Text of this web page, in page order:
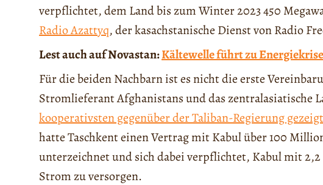
verpflichtet, dem Land bis zum Winter 2023 450
Radio Azattyq, der kasachstanische Dienst von Radio
Lest auch auf Novastan:Kältewelle führt zu
Für die beiden Nachbarn ist es nicht die erste
Stromlieferant Afghanistans und das zentralasiatische
kooperativsten gegenüber der Taliban-Regierung
hatte Taschkent einen Vertrag mit Kabul über 100
unterzeichnet und sich dabei verpflichtet, Kabul mit
Strom zu versorgen.